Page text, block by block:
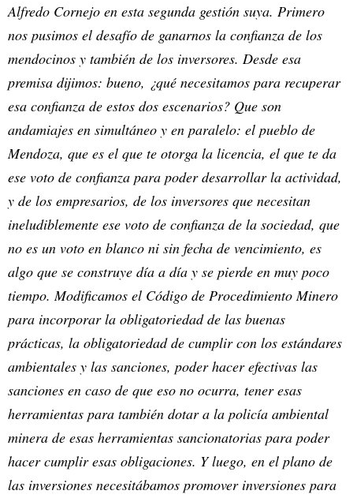
Alfredo Cornejo en esta segunda gestión suya. Primero
nos pusimos el desafío de ganarnos la confianza de los
mendocinos y también de los inversores. Desde esa
premisa dijimos: bueno, ¿qué necesitamos para recuperar
esa confianza de estos dos escenarios? Que son
andamiajes en simultáneo y en paralelo: el pueblo de
Mendoza, que es el que te otorga la licencia, el que te da
ese voto de confianza para poder desarrollar la actividad,
y de los empresarios, de los inversores que necesitan
ineludiblemente ese voto de confianza de la sociedad, que
no es un voto en blanco ni sin fecha de vencimiento, es
algo que se construye día a día y se pierde en muy poco
tiempo. Modificamos el Código de Procedimiento Minero
para incorporar la obligatoriedad de las buenas
prácticas, la obligatoriedad de cumplir con los estándares
ambientales y las sanciones, poder hacer efectivas las
sanciones en caso de que eso no ocurra, tener esas
herramientas para también dotar a la policía ambiental
minera de esas herramientas sancionatorias para poder
hacer cumplir esas obligaciones. Y luego, en el plano de
las inversiones necesitábamos promover inversiones para